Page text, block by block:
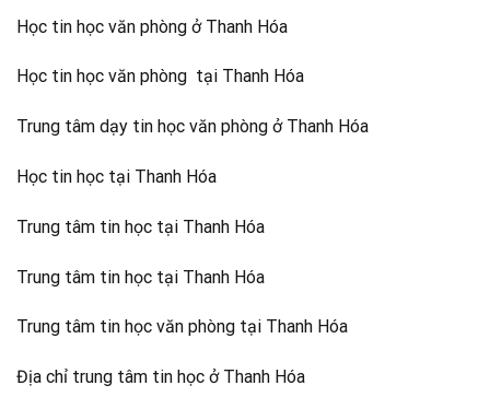
Học tin học văn phòng ở Thanh Hóa
Học tin học văn phòng tại Thanh Hóa
Trung tâm dạy tin học văn phòng ở Thanh Hóa
Học tin học tại Thanh Hóa
Trung tâm tin học tại Thanh Hóa
Trung tâm tin học tại Thanh Hóa
Trung tâm tin học văn phòng tại Thanh Hóa
Địa chỉ trung tâm tin học ở Thanh Hóa